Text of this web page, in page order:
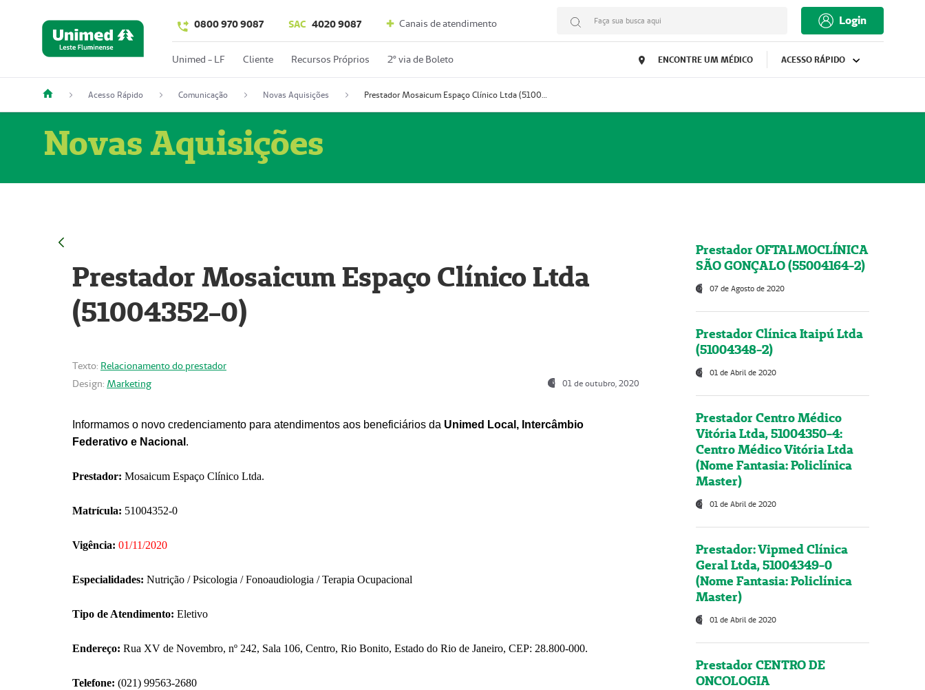
0800 970 9087 SAC 4020 9087 Canais de atendimento Faça sua busca aqui Login
Unimed - LF Cliente Recursos Próprios 2º via de Boleto ENCONTRE UM MÉDICO ACESSO RÁPIDO
Acesso Rápido Comunicação Novas Aquisições Prestador Mosaicum Espaço Clínico Ltda (51004352-0)
Novas Aquisições
Prestador Mosaicum Espaço Clínico Ltda
(51004352-0)
Texto: Relacionamento do prestador
Design: Marketing 01 de outubro, 2020
Informamos o novo credenciamento para atendimentos aos beneficiários da Unimed Local, Intercâmbio
Federativo e Nacional .
Prestador: Mosaicum Espaço Clínico Ltda.
Matrícula: 51004352-0
Vigência: 01/11/2020
Especialidades: Nutrição / Psicologia / Fonoaudiologia / Terapia Ocupacional
Tipo de Atendimento: Eletivo
Endereço: Rua XV de Novembro, nº 242, Sala 106, Centro, Rio Bonito, Estado do Rio de Janeiro, CEP: 28.800-000.
Telefone: (021) 99563-2680
Prestador OFTALMOCLÍNICA
SÃO GONÇALO (55004164-2)
07 de Agosto de 2020
Prestador Clínica Itaipú Ltda
(51004348-2)
01 de Abril de 2020
Prestador Centro Médico
Vitória Ltda, 51004350-4:
Centro Médico Vitória Ltda
(Nome Fantasia: Policlínica
Master)
01 de Abril de 2020
Prestador: Vipmed Clínica
Geral Ltda, 51004349-0
(Nome Fantasia: Policlínica
Master)
01 de Abril de 2020
Prestador CENTRO DE
ONCOLOGIA